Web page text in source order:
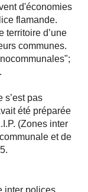
d'économies
flamande.
territoire d’une
communes.
s’est pas
été préparée
(Zones inter
et de